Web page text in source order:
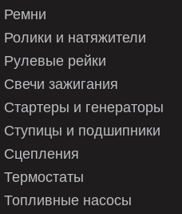
Ремни
Ролики и натяжители
Рулевые рейки
Свечи зажигания
Стартеры и генераторы
Ступицы и подшипники
Сцепления
Термостаты
Топливные насосы